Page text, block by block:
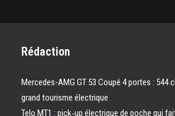
Rédaction
Mercedes-AMG GT 53 Coupé 4 portes : 544
grand tourisme électrique
Telo MT1 : pick‑up électrique de poche qui